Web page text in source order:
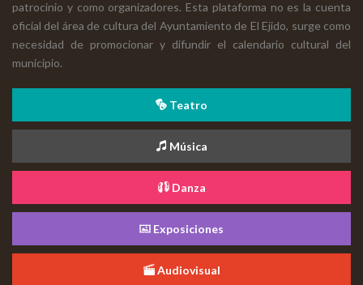
patrocinio y como organizadores. Esta plataforma no es la cuenta
oficial del área de cultura del Ayuntamiento de El Ejido, surge como
necesidad de promocionar y difundir el calendario cultural del
municipio.
Teatro
Música
Danza
Exposiciones
Audiovisual